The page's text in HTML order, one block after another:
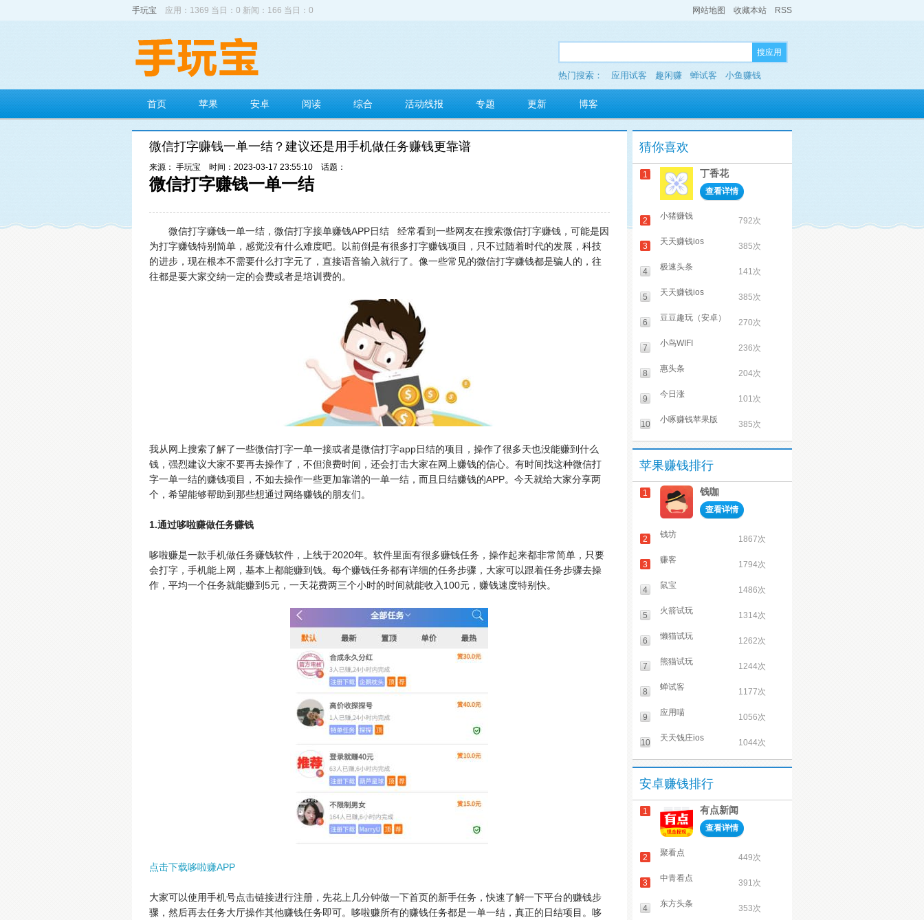
手玩宝 应用：1369 当日：0 新闻：166 当日：0 网站地图 收藏本站 RSS
搜应用
热门搜索： 应用试客 趣闲赚 蝉试客 小鱼赚钱
多玩红包
首页 苹果 安卓 阅读 综合 活动线报 专题 更新 博客
微信打字赚钱一单一结？建议还是用手机做任务赚钱更靠谱
来源： 手玩宝 时间：2023-03-17 23:55:10 话题：
微信打字赚钱一单一结
微信打字赚钱一单一结，微信打字接单赚钱APP日结 经常看到一些网友在搜索微信打字赚钱，可能是因
为打字赚钱特别简单，感觉没有什么难度吧。以前倒是有很多打字赚钱项目，只不过随着时代的发展，科技
的进步，现在根本不需要什么打字元了，直接语音输入就行了。像一些常见的微信打字赚钱都是骗人的，往
往都是要大家交纳一定的会费或者是培训费的。
我从网上搜索了解了一些微信打字一单一接或者是微信打字app日结的项目，操作了很多天也没能赚到什么
钱，强烈建议大家不要再去操作了，不但浪费时间，还会打击大家在网上赚钱的信心。有时间找这种微信打
字一单一结的赚钱项目，不如去操作一些更加靠谱的一单一结，而且日结赚钱的APP。今天就给大家分享两
个，希望能够帮助到那些想通过网络赚钱的朋友们。
1.通过哆啦赚做任务赚钱
哆啦赚是一款手机做任务赚钱软件，上线于2020年。软件里面有很多赚钱任务，操作起来都非常简单，只要
会打字，手机能上网，基本上都能赚到钱。每个赚钱任务都有详细的任务步骤，大家可以跟着任务步骤去操
作，平均一个任务就能赚到5元，一天花费两三个小时的时间就能收入100元，赚钱速度特别快。
点击下载哆啦赚APP
大家可以使用手机号点击链接进行注册，先花上几分钟做一下首页的新手任务，快速了解一下平台的赚钱步
骤，然后再去任务大厅操作其他赚钱任务即可。哆啦赚所有的赚钱任务都是一单一结，真正的日结项目。哆
猜你喜欢
1 丁香花
查看详情
2 小猪赚钱 792次
3 天天赚钱ios 385次
4 极速头条 141次
5 天天赚钱ios 385次
6 豆豆趣玩（安卓） 270次
7 小鸟WIFI 236次
8 惠头条 204次
9 今日涨 101次
10 小啄赚钱苹果版 385次
苹果赚钱排行
1 钱咖
查看详情
2 钱坊 1867次
3 赚客 1794次
4 鼠宝 1486次
5 火箭试玩 1314次
6 懒猫试玩 1262次
7 熊猫试玩 1244次
8 蝉试客 1177次
9 应用喵 1056次
10 天天钱庄ios 1044次
安卓赚钱排行
1 有点新闻
查看详情
2 聚看点 449次
3 中青看点 391次
4 东方头条 353次